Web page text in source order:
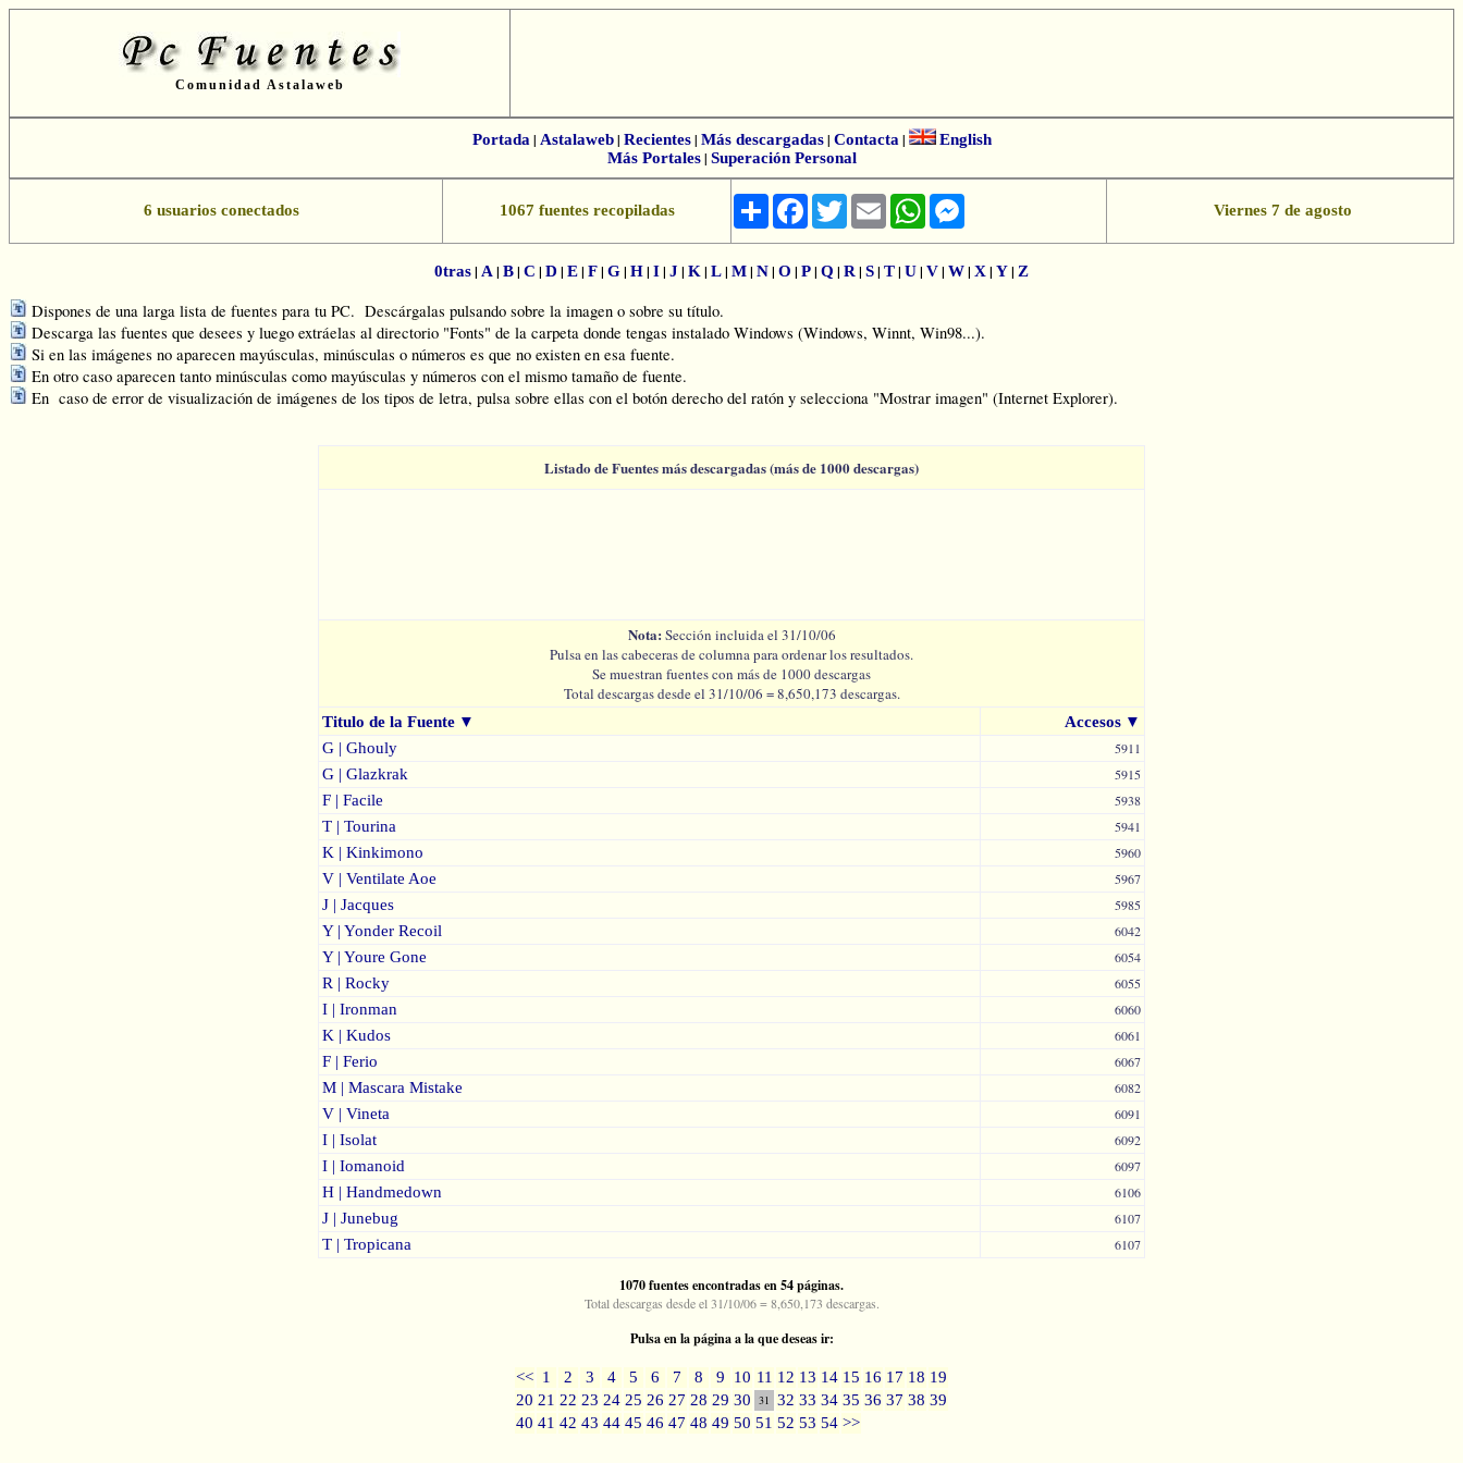
Comunidad Astalaweb
Portada| Astalaweb| Recientes| Más descargadas| Contacta|
English
Más Portales| Superación Personal
6 usuarios conectados 1067 fuentes recopiladas Share Facebook
TwitterEmail WhatsApp Viernes 7 de agosto
0tras| A | B| C | D | E| F| G| H| I| J | K | L| M| N| O | P| Q | R | S| T| U| V| W| X | Y| Z
Dispones de una larga lista de fuentes para tu PC. Descárgalas pulsando sobre la imagen o sobre su título.
Descarga las fuentes que desees y luego extráelas al directorio "Fonts" de la carpeta donde tengas instalado Windows (Windows, Winnt, Win98...).
Si en las imágenes no aparecen mayúsculas, minúsculas o números es que no existen en esa fuente.
En otro caso aparecen tanto minúsculas como mayúsculas y números con el mismo tamaño de fuente.
En caso de error de visualización de imágenes de los tipos de letra, pulsa sobre ellas con el botón derecho del ratón y selecciona "Mostrar imagen" (Internet Explorer).
Listado de Fuentes más descargadas (más de 1000 descargas)
Nota: Sección incluida el 31/10/06
Pulsa en las cabeceras de columna para ordenar los resultados.
Se muestran fuentes con más de 1000 descargas
Total descargas desde el 31/10/06 = 8,650,173 descargas.
Titulo de la Fuente ▼ Accesos ▼
G | Ghouly
5911
G | Glazkrak
5915
F | Facile
5938
T | Tourina
5941
K | Kinkimono
5960
V | Ventilate Aoe
5967
J | Jacques
5985
Y | Yonder Recoil
6042
Y | Youre Gone
6054
R | Rocky
6055
I | Ironman
6060
K | Kudos
6061
F | Ferio
6067
M | Mascara Mistake
6082
V | Vineta
6091
I | Isolat
6092
I | Iomanoid
6097
H | Handmedown
6106
J | Junebug
6107
T | Tropicana
6107
1070 fuentes encontradas en 54 páginas.
Total descargas desde el 31/10/06 = 8,650,173 descargas.
Pulsa en la página a la que deseas ir:
<< 1 2 3 4 5 6 7 8 9 10 11 12 13 14 15 16 17 18 19
20 21 22 23 24 25 26 27 28 29 30 31 32 33 34 35 36 37 38 39
40 41 42 43 44 45 46 47 48 49 50 51 52 53 54 >>